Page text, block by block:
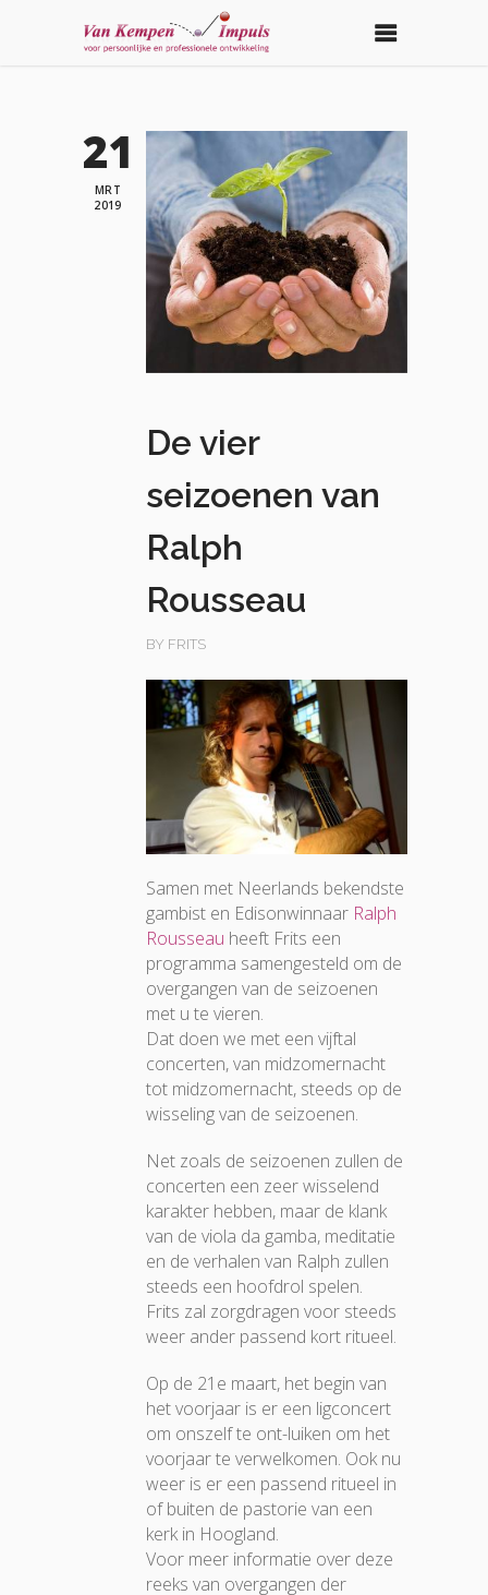
21
MRT
2019
De vier
seizoenen van
Ralph
Rousseau
BY FRITS
Samen met Neerlands bekendste
gambist en Edisonwinnaar Ralph
Rousseau heeft Frits een
programma samengesteld om de
overgangen van de seizoenen
met u te vieren.
Dat doen we met een vijftal
concerten, van midzomernacht
tot midzomernacht, steeds op de
wisseling van de seizoenen.
Net zoals de seizoenen zullen de
concerten een zeer wisselend
karakter hebben, maar de klank
van de viola da gamba, meditatie
en de verhalen van Ralph zullen
steeds een hoofdrol spelen.
Frits zal zorgdragen voor steeds
weer ander passend kort ritueel.
Op de 21e maart, het begin van
het voorjaar is er een ligconcert
om onszelf te ont-luiken om het
voorjaar te verwelkomen. Ook nu
weer is er een passend ritueel in
of buiten de pastorie van een
kerk in Hoogland.
Voor meer informatie over deze
reeks van overgangen der